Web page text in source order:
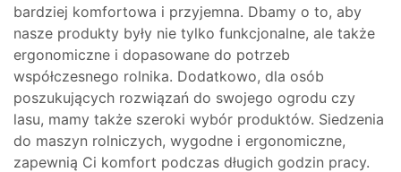
bardziej komfortowa i przyjemna. Dbamy o to, aby
nasze produkty były nie tylko funkcjonalne, ale także
ergonomiczne i dopasowane do potrzeb
współczesnego rolnika. Dodatkowo, dla osób
poszukujących rozwiązań do swojego ogrodu czy
lasu, mamy także szeroki wybór produktów. Siedzenia
do maszyn rolniczych, wygodne i ergonomiczne,
zapewnią Ci komfort podczas długich godzin pracy.